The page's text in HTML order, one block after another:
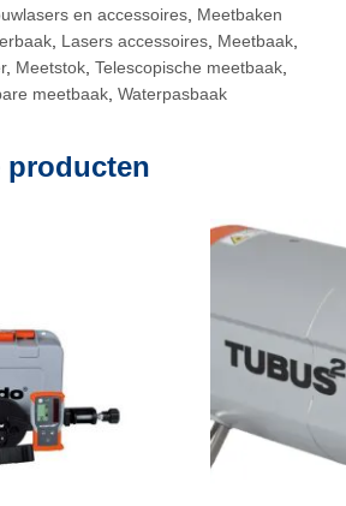
en accessoires, Meetbaken
, Lasers accessoires, Meetbaak,
, Meetstok, Telescopische meetbaak,
meetbaak, Waterpasbaak
producten